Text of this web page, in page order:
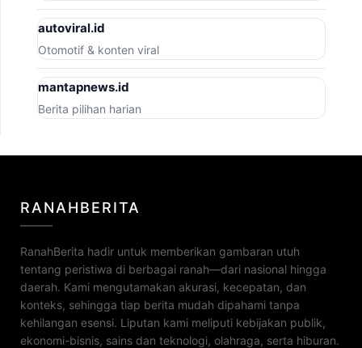
autoviral.id
Otomotif & konten viral
mantapnews.id
Berita pilihan harian
RANAHBERITA
RanahBerita hadir untuk memberikan gambaran utuh
tentang peristiwa di berbagai ranah—dari nasional hingga
daerah. Kami mengutamakan akurasi, kecepatan, dan
konteks, sehingga tiap berita mudah dipahami tanpa
kehilangan esensi. Liputan kami meliputi kebijakan publik,
ekonomi-bisnis, sains dan teknologi, olahraga, serta hiburan.